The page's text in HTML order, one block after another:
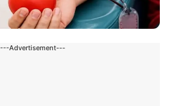
---Advertisement---